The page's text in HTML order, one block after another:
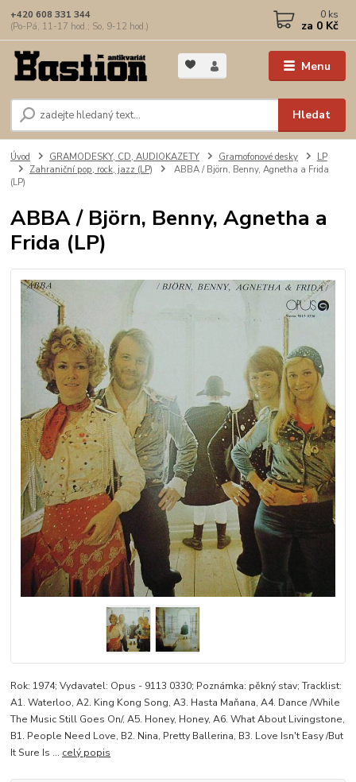
Menu
Hledat
+420 608 331 344
(Po-Pá, 11-17 hod.; So, 9-12 hod.)
0 ks
za 0 Kč
Úvod GRAMODESKY, CD, AUDIOKAZETY Gramofonové desky
LP
Zahraniční pop, rock, jazz (LP)
ABBA / Björn, Benny, Agnetha a Frida
(LP)
ABBA / Björn, Benny, Agnetha a
Frida (LP)
Rok: 1974; Vydavatel: Opus - 9113 0330; Poznámka: pěkný stav; Tracklist:
A1. Waterloo, A2. King Kong Song, A3. Hasta Maňana, A4. Dance /While
The Music Still Goes On/, A5. Honey, Honey, A6. What About Livingstone,
B1. People Need Love, B2. Nina, Pretty Ballerina, B3. Love Isn't Easy /But
It Sure Is ... celý popis